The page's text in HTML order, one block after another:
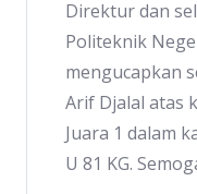
Direktur dan
Politeknik
mengucapkan
Arif Djalal atas
Juara 1 dalam
U 81 KG.